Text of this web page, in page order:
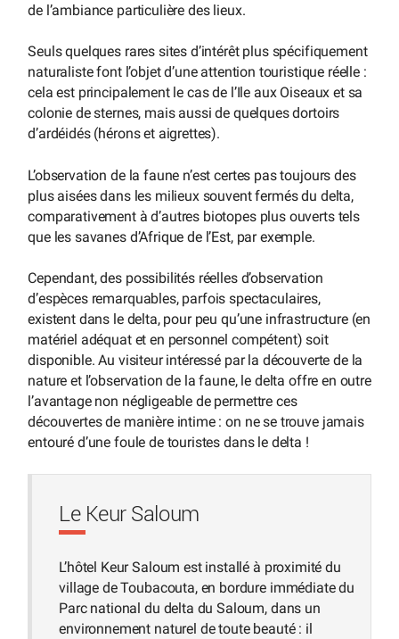
de l’ambiance particulière des lieux.
Seuls quelques rares sites d’intérêt plus spécifiquement
naturaliste font l’objet d’une attention touristique réelle :
cela est principalement le cas de l’Ile aux Oiseaux et sa
colonie de sternes, mais aussi de quelques dortoirs
d’ardéidés (hérons et aigrettes).
L’observation de la faune n’est certes pas toujours des
plus aisées dans les milieux souvent fermés du delta,
comparativement à d’autres biotopes plus ouverts tels
que les savanes d’Afrique de l’Est, par exemple.
Cependant, des possibilités réelles d’observation
d’espèces remarquables, parfois spectaculaires,
existent dans le delta, pour peu qu’une infrastructure (en
matériel adéquat et en personnel compétent) soit
disponible. Au visiteur intéressé par la découverte de la
nature et l’observation de la faune, le delta offre en outre
l’avantage non négligeable de permettre ces
découvertes de manière intime : on ne se trouve jamais
entouré d’une foule de touristes dans le delta !
Le Keur Saloum
L’hôtel Keur Saloum est installé à proximité du
village de Toubacouta, en bordure immédiate du
Parc national du delta du Saloum, dans un
environnement naturel de toute beauté : il